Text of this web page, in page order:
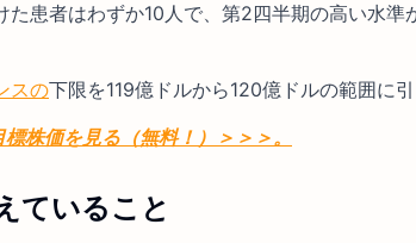
患者はわずか10人で、第2四半期の高い水
スの下限を119億ドルから120億ドルの範囲に引
株価を見る（無料！）＞＞＞。
ていること